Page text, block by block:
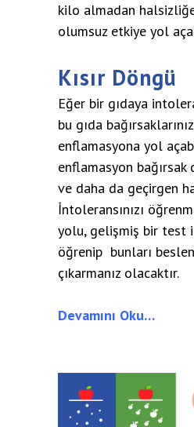
kilo almadan
olumsuz etkiye yol
Kısır Döngü
Eğer bir gıdaya
bu gıda
enflamasyona yol
enflamasyon bağırsak
ve daha da geçirgen
İntoleransınızı
yolu, gelişmiş bir test
öğrenip bunları
çıkarmanız olacaktır.
Devamını Oku…